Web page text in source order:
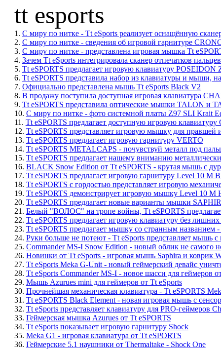
tt esports
1. С миру по нитке - Tt eSports реализует оснащённую
2. С миру по нитке - сведения об игровой гарнитуре
3. С миру по нитке - представлена игровая мышка Tt
4. Зачем Tt eSports интегрировала сканер отпечатков
5. Tt eSPORTS предлагает игровую клавиатуру
6. Tt eSPORTS представила набор из клавиатуры и мыши,
7. Официально представлена мышь Tt eSports Black V2
8. В продажу поступила доступная игровая клавиатура
9. Tt eSPORTS представила оптические мышки TALON и
10. С миру по нитке - фото системной платы Z97 SLI Krait
11. Tt eSPORTS предлагает доступную игровую
12. Tt eSPORTS представляет игровую мышку для
13. Tt eSPORTS предлагает игровую гарнитуру VERTO
14. Tt eSPORTS METALCAPS - почувствуй металл под
15. Tt eSPORTS предлагает нашему вниманию
16. BLACK Snow Edition от Tt eSPORTS - крутая мышь с
17. Tt eSPORTS предлагает игровую гарнитуру Level 10 M
18. Tt eSPORTS с гордостью представляет игровую
19. Tt eSPORTS демонстрирует игровую мышку Level 10 M
20. Tt eSPORTS предлагает новые варианты мышки
21. Белый "ВОЛОС" на тропе войны, Tt eSPORTS
22. Tt eSPORTS предлагает игровую клавиатуру без
23. Tt eSPORTS предлагает мышку со странным названием
24. Руки больше не потеют - Tt eSports представляет мышь
25. Commander MS-I Snow Edition - новый облик не самого
26. Новинки от Tt eSports - игровая мышь Saphira и коврик
27. Tt eSports Meka G-Unit - новый геймерский девайс
28. Tt eSports Commander MS-I - новое шасси для геймеров
29. Мышь Azurues mini для геймеров от Tt eSports
30. Прочнейшая механическая клавиатура - Tt eSPORTS
31. Tt eSPORTS Black Element - новая игровая мышь с
32. Tt eSports представляет клавиатуру для PRO-геймеров
33. Геймерская мышка Azurues от Tt eSPORTS
34. Tt eSports показывает игровую гарнитуру Shock
35. Meka G1 - игровая клавиатура от Tt eSPORTS
36. Геймерские 5.1 наушники от Thermaltake - Shock One